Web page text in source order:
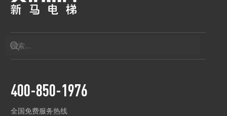
400-850-1976
全国免费服务热线